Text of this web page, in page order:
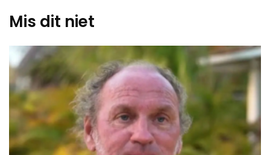
Mis dit niet